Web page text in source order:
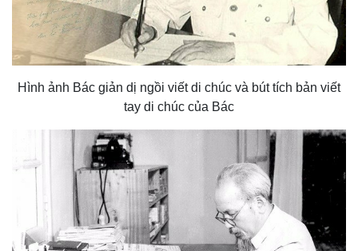
Hình ảnh Bác giản dị ngồi viết di chúc và bút tích bản viết
tay di chúc của Bác